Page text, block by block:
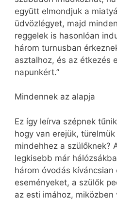
együtt elmondjuk a
üdvözlégyet, majd
reggelek is hasonlóan
három turnusban
asztalhoz, és az étkezés
napunkért.”
Mindennek az alapja
Ez így leírva szépnek
hogy van erejük,
mindehhez a szülőknek?
legkisebb már
három óvodás
eseményeket, a szülők
az esti imához, miközben